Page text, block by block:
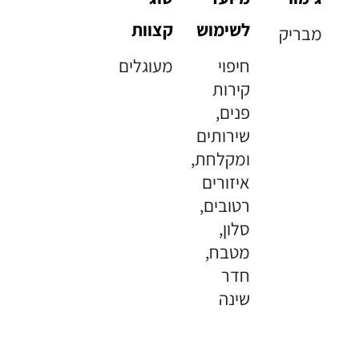
מבריק
לשימוש
חיפוי
קירות
פנים,
שירותים
ומקלחת,
איזורים
רטובים,
סלון,
מטבח,
חדר
שינה
קצוות
מעוגלים